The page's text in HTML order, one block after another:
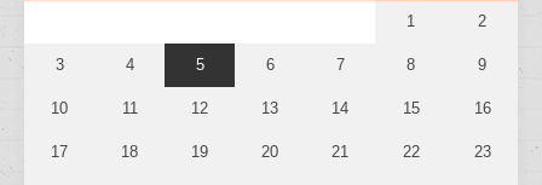
1 2
3 4 5 6 7 8 9
10 11 12 13 14 15 16
17 18 19 20 21 22 23